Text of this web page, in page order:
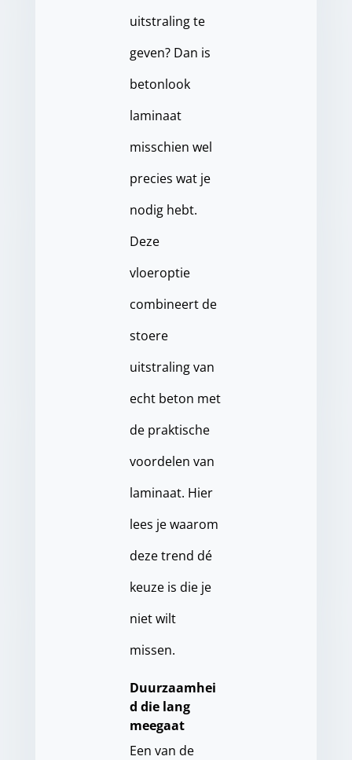
uitstraling te
geven? Dan is
betonlook
laminaat
misschien wel
precies wat je
nodig hebt.
Deze
vloeroptie
combineert de
stoere
uitstraling van
echt beton met
de praktische
voordelen van
laminaat. Hier
lees je waarom
deze trend dé
keuze is die je
niet wilt
missen.
Duurzaamhei
d die lang
meegaat
Een van de